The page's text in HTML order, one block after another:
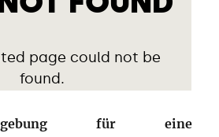
für eine